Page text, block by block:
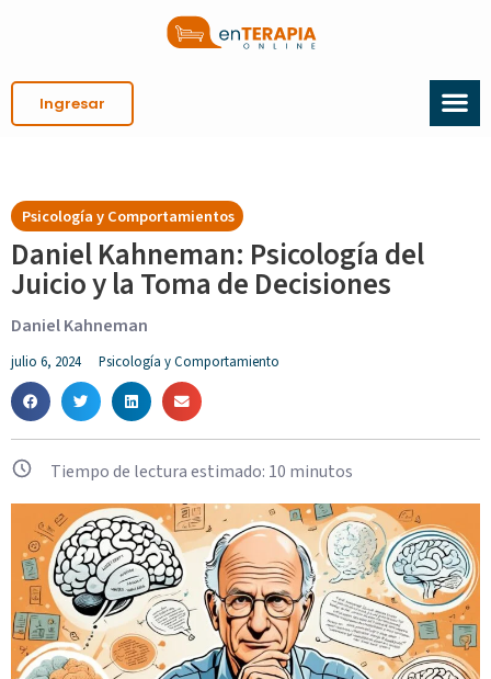
Ingresar
Psicología y Comportamientos
Daniel Kahneman: Psicología del
Juicio y la Toma de Decisiones
Daniel Kahneman
julio 6, 2024 Psicología y Comportamiento
Tiempo de lectura estimado: 10 minutos